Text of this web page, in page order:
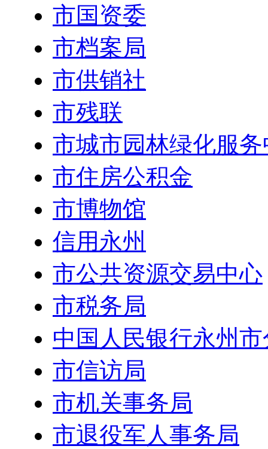
市国资委
市档案局
市供销社
市残联
市城市园林绿化服
市住房公积金
市博物馆
信用永州
市公共资源交易中心
市税务局
中国人民银行永州
市信访局
市机关事务局
市退役军人事务局